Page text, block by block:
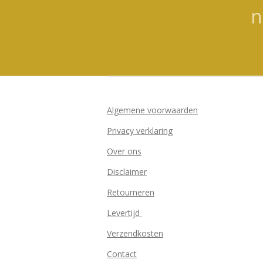
Algemene voorwaarden
Privacy verklaring
Over ons
Disclaimer
Retourneren
Levertijd
Verzendkosten
Contact